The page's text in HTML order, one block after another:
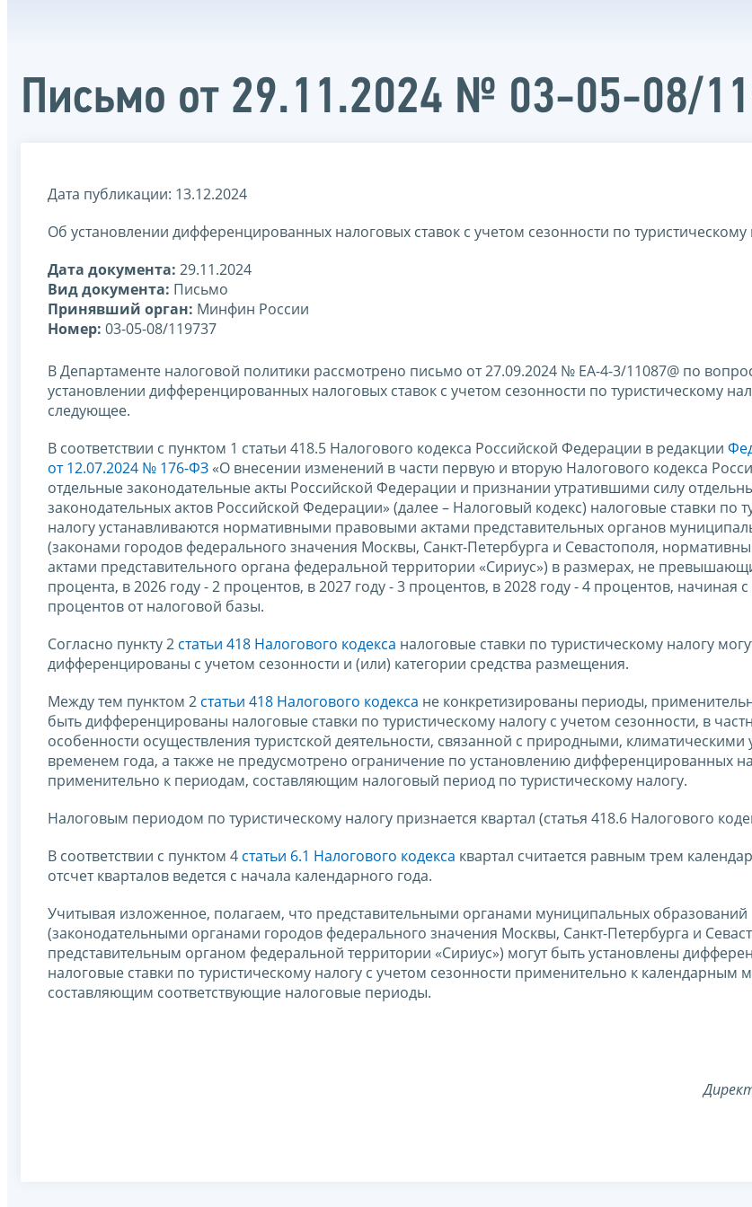
Письмо от 29.11.2024 № 03-05-08/
Дата публикации: 13.12.2024
Об установлении дифференцированных налоговых ставок с учетом сезонности по туристическому
Дата документа: 29.11.2024
Вид документа: Письмо
Принявший орган: Минфин России
Номер: 03-05-08/119737
В Департаменте налоговой политики рассмотрено письмо от 27.09.2024 № ЕА-4-3/11087@ по
установлении дифференцированных налоговых ставок с учетом сезонности по туристическому
следующее.
В соответствии с пунктом 1 статьи 418.5 Налогового кодекса Российской Федерации в редакции
от 12.07.2024 № 176-ФЗ «О внесении изменений в части первую и вторую Налогового кодекса
отдельные законодательные акты Российской Федерации и признании утратившими силу
законодательных актов Российской Федерации» (далее – Налоговый кодекс) налоговые ставки по
налогу устанавливаются нормативными правовыми актами представительных органов
(законами городов федерального значения Москвы, Санкт-Петербурга и Севастополя,
актами представительного органа федеральной территории «Сириус») в размерах, не
процента, в 2026 году - 2 процентов, в 2027 году - 3 процентов, в 2028 году - 4 процентов, начиная с
процентов от налоговой базы.
Согласно пункту 2 статьи 418 Налогового кодекса налоговые ставки по туристическому налогу
дифференцированы с учетом сезонности и (или) категории средства размещения.
Между тем пунктом 2 статьи 418 Налогового кодекса не конкретизированы периоды,
быть дифференцированы налоговые ставки по туристическому налогу с учетом сезонности, в
особенности осуществления туристской деятельности, связанной с природными, климатическими
временем года, а также не предусмотрено ограничение по установлению дифференцированных
применительно к периодам, составляющим налоговый период по туристическому налогу.
Налоговым периодом по туристическому налогу признается квартал (статья 418.6 Налогового
В соответствии с пунктом 4 статьи 6.1 Налогового кодекса квартал считается равным трем
отсчет кварталов ведется с начала календарного года.
Учитывая изложенное, полагаем, что представительными органами муниципальных образований
(законодательными органами городов федерального значения Москвы, Санкт-Петербурга и
представительным органом федеральной территории «Сириус») могут быть установлены
налоговые ставки по туристическому налогу с учетом сезонности применительно к календарным
составляющим соответствующие налоговые периоды.